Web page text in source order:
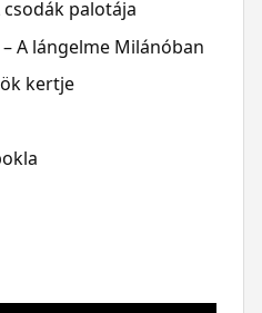
csodák palotája
A lángelme Milánóban
kertje